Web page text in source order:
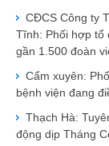
CĐCS Công ty
Tĩnh: Phối hợp tổ
gần 1.500 đoàn
Cẩm xuyên:
bệnh viện đang
Thạch Hà:
động dịp Tháng